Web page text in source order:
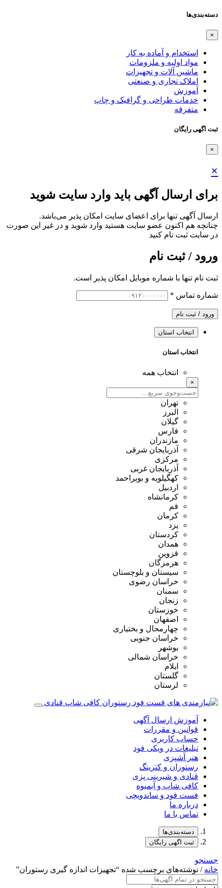
دسته‌بندی‌ها
×
استخدام و آماده به کار
مواد اولیه و ملزومات
ماشین آلات و تجهیزات
املاک تجاری و صنعتی
آموزش
خدمات طراحی و گرافیک و چاپ
متفرقه
ثبت اگهی رایگان
×
×
برای ارسال آگهی باید وارد سایت شوید
ارسال آگهی تنها برای اعضای سایت امکان پذیر می‌باشد.
چنانچه هم‌ اکنون عضو سایت هستید وارد شوید و در غیر این صورت
در سایت ثبت نام کنید
ورود / ثبت نام
ثبت نام تنها با شماره موبایل امکان پذیر است.
شماره تماس *
ورود / ثبت نام
انتخاب استان
انتخاب استان
انتخاب همه
×
تهران
البرز
گیلان
فارس
مازندران
آذربایجان شرقی
مرکزی
آذربایجان غربی
کهگیلویه و بویراحمد
اردبیل
کرمانشاه
قم
کرمان
یزد
کردستان
همدان
قزوین
هرمزگان
سیستان و بلوچستان
خراسان رضوی
سمنان
زنجان
خوزستان
اصفهان
چهارمحال و بختیاری
خراسان جنوبی
بوشهر
خراسان شمالی
ایلام
گلستان
لرستان
آموزش ارسال آگهی
قوانین و مقررات
حساب کاربری
تبلیغات در ویکی فود
هنر آشپزی
رستوران و کترینگ
قنادی و شیرینی پزی
کافی شاپ و آبمیوه
فست فود و ساندویچی
درباره ما
تماس با ما
دسته‌بندی‌ها
ثبت اگهی رایگان
جستجو
خانه / نوشته‌های برچسب شده “تجهیزات اندازه‌ گیری رستوران‌”